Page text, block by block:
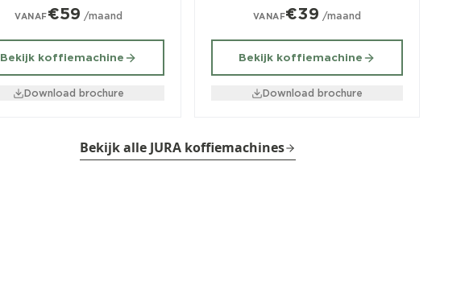
VANAF€59 /maand
Bekijk koffiemachine
Download brochure
VANAF€39 /maand
Bekijk koffiemachine
Download brochure
Bekijk alle JURA koffiemachines